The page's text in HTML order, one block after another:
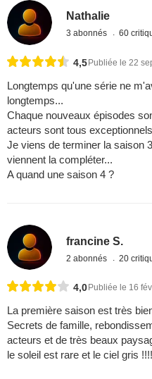
Nathalie
3 abonnés 60
4,5 Publiée le 22
Longtemps qu'une série ne
longtemps...
Chaque nouveaux épisodes
acteurs sont tous
Je viens de terminer la saison
viennent la compléter...
A quand une saison 4 ?
francine S.
2 abonnés 20
4,0 Publiée le 16
La première saison est très
Secrets de famille,
acteurs et de très beaux
le soleil est rare et le ciel gris !!!!